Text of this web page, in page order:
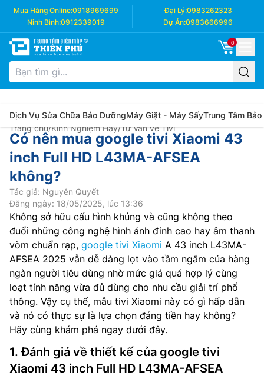
Mua Hàng Online:0918969699 Đại Lý:0983262323
Ninh Bình:0912339019 Dự Án:0983666996
0
Dịch Vụ Sửa Chữa Bảo DưỡngMáy Giặt - Máy SấyTrung Tâm Bảo
Trang chủ/Kinh Nghiệm Hay/Tư Vấn về Tivi
Có nên mua google tivi Xiaomi 43
inch Full HD L43MA-AFSEA
không?
Tác giả: Nguyễn Quyết
Đăng ngày: 18/05/2025, lúc 13:36
Không sở hữu cấu hình khủng và cũng không theo
đuổi những công nghệ hình ảnh đỉnh cao hay âm thanh
vòm chuẩn rạp, google tivi Xiaomi A 43 inch L43MA-
AFSEA 2025 vẫn dễ dàng lọt vào tầm ngắm của hàng
ngàn người tiêu dùng nhờ mức giá quá hợp lý cùng
loạt tính năng vừa đủ dùng cho nhu cầu giải trí phổ
thông. Vậy cụ thể, mẫu tivi Xiaomi này có gì hấp dẫn
và nó có thực sự là lựa chọn đáng tiền hay không?
Hãy cùng khám phá ngay dưới đây.
1. Đánh giá về thiết kế của google tivi
Xiaomi 43 inch Full HD L43MA-AFSEA